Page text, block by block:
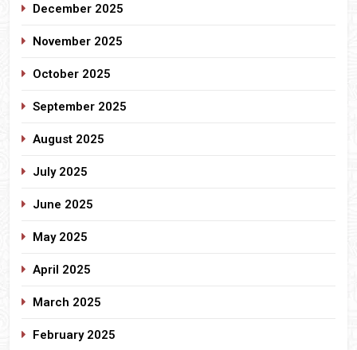
December 2025
November 2025
October 2025
September 2025
August 2025
July 2025
June 2025
May 2025
April 2025
March 2025
February 2025